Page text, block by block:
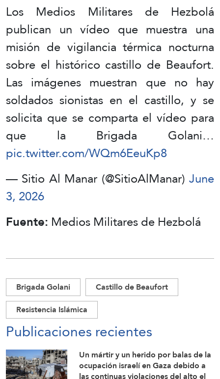
Los Medios Militares de Hezbolá
publican un vídeo que muestra una
misión de vigilancia térmica nocturna
sobre el histórico castillo de Beaufort.
Las imágenes muestran que no hay
soldados sionistas en el castillo, y se
solicita que se comparta el vídeo para
que la Brigada Golani…
pic.twitter.com/WQm6EeuKp8
— Sitio Al Manar (@SitioAlManar) June
3, 2026
Fuente: Medios Militares de Hezbolá
Brigada Golani
Castillo de Beaufort
Resistencia Islámica
Publicaciones recientes
Un mártir y un herido por balas de la
ocupación israelí en Gaza debido a